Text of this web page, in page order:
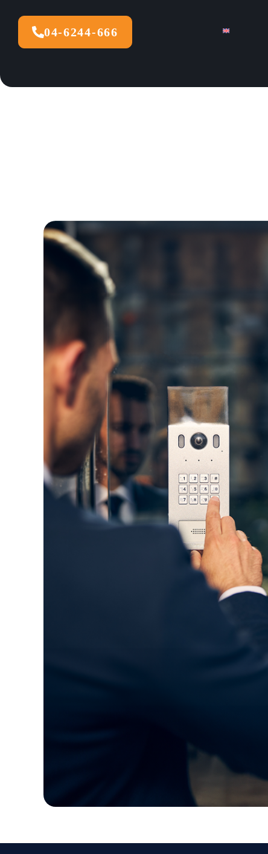
04-6244-666